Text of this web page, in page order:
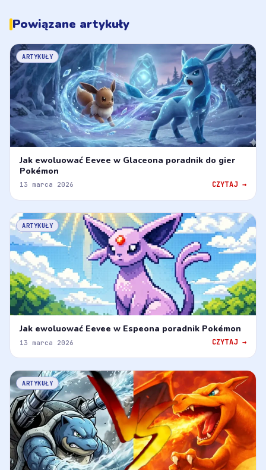
Powiązane artykuły
ARTYKUŁY
Jak ewoluować Eevee w Glaceona poradnik do gier
Pokémon
13 marca 2026 CZYTAJ →
ARTYKUŁY
Jak ewoluować Eevee w Espeona poradnik Pokémon
13 marca 2026 CZYTAJ →
ARTYKUŁY